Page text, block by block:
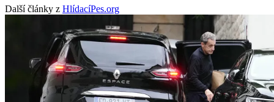
Další články z HlídacíPes.org